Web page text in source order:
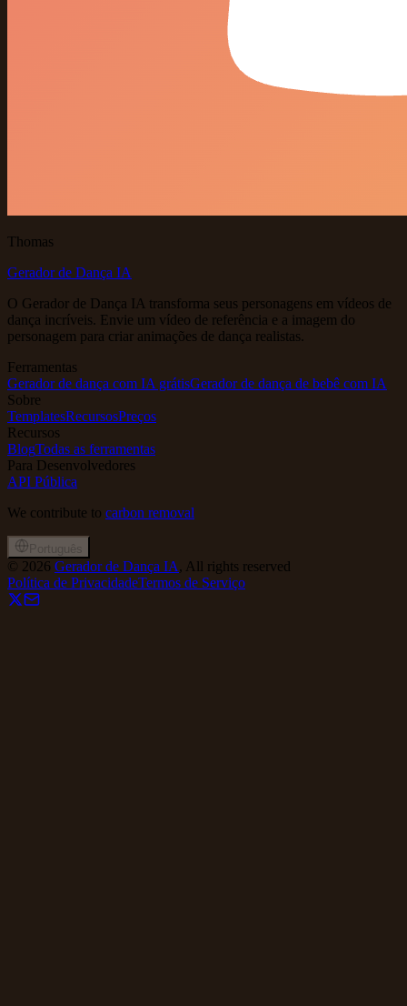
Thomas
Gerador de Dança IA
O Gerador de Dança IA transforma seus personagens em vídeos de
dança incríveis. Envie um vídeo de referência e a imagem do
personagem para criar animações de dança realistas.
Ferramentas
Gerador de dança com IA grátisGerador de dança de bebê com IA
Sobre
TemplatesRecursosPreços
Recursos
BlogTodas as ferramentas
Para Desenvolvedores
API Pública
We contribute to carbon removal
Português
© 2026 Gerador de Dança IA, All rights reserved
Política de PrivacidadeTermos de Serviço